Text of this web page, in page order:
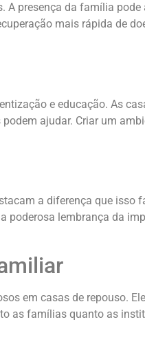
presença da família
mais rápida de
e educação. As
ajudar. Criar um
a diferença que
poderosa lembrança da
em casas de repouso.
as famílias quanto as